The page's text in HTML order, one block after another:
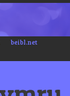
beibl.net